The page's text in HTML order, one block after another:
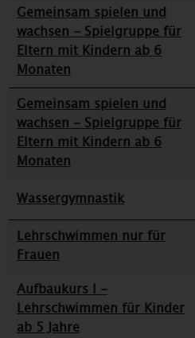
Gemeinsam spielen und
wachsen - Spielgruppe für
Eltern mit Kindern ab 6
Monaten
Gemeinsam spielen und
wachsen - Spielgruppe für
Eltern mit Kindern ab 6
Monaten
Wassergymnastik
Lehrschwimmen nur für
Frauen
Aufbaukurs I -
Lehrschwimmen für Kinder
ab 5 Jahre